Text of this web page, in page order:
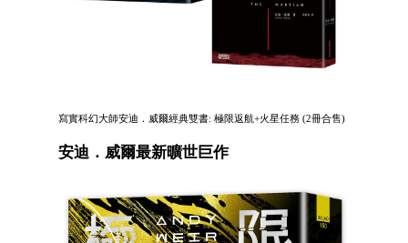
寫實科幻大師安迪．威爾經典雙書: 極限返航+火星任務 (2冊合售)
安迪．威爾最新曠世巨作